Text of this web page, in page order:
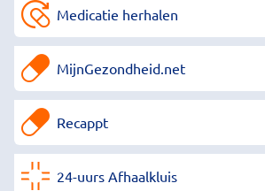
Medicatie herhalen
MijnGezondheid.net
Recappt
24-uurs Afhaalkluis